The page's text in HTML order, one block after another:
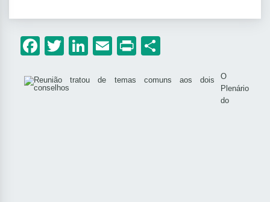
Facebook
Twitter
LinkedIn
Email
Print
O
Plenário
do